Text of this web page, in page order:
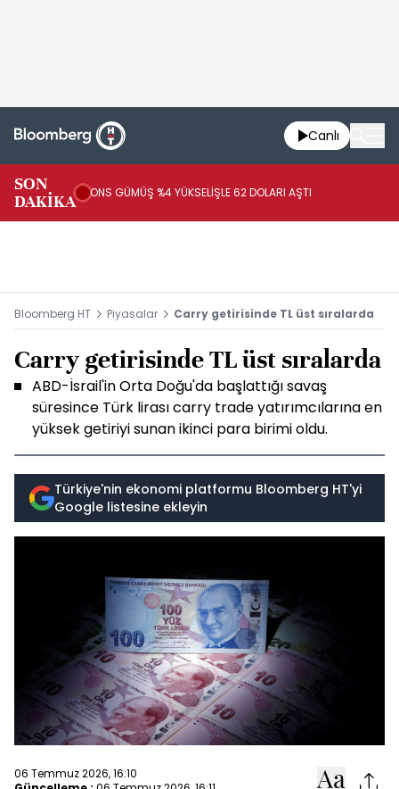
Canlı
SON
DAKİKA
ONS GÜMÜŞ %4 YÜKSELİŞLE 62 DOLARI AŞTI
Bloomberg HT Piyasalar Carry getirisinde TL üst sıralarda
Carry getirisinde TL üst sıralarda
ABD-İsrail'in Orta Doğu'da başlattığı savaş
süresince Türk lirası carry trade yatırımcılarına en
yüksek getiriyi sunan ikinci para birimi oldu.
Türkiye'nin ekonomi platformu Bloomberg HT'yi
Google listesine ekleyin
06 Temmuz 2026, 16:10